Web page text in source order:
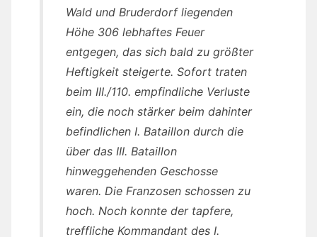
Wald und Bruderdorf liegenden
Höhe 306 lebhaftes Feuer
entgegen, das sich bald zu größter
Heftigkeit steigerte. Sofort traten
beim III./110. empfindliche Verluste
ein, die noch stärker beim dahinter
befindlichen I. Bataillon durch die
über das III. Bataillon
hinweggehenden Geschosse
waren. Die Franzosen schossen zu
hoch. Noch konnte der tapfere,
treffliche Kommandant des I.